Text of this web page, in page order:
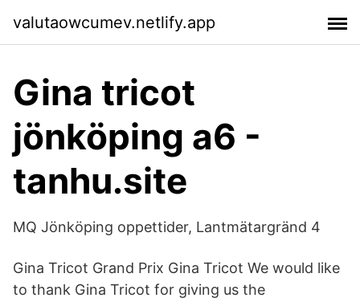
valutaowcumev.netlify.app
Gina tricot
jönköping a6 -
tanhu.site
MQ Jönköping oppettider, Lantmätargränd 4
Gina Tricot Grand Prix Gina Tricot We would like
to thank Gina Tricot for giving us the